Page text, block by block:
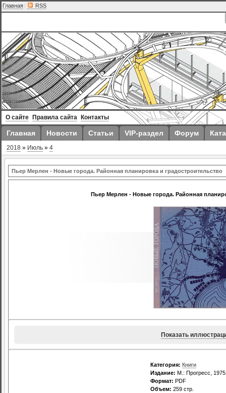
Главная | RSS
О сайте Правила сайта Контакты
Главная Новости Статьи VIP-раздел Форум
2018 » Июль » 4
Пьер Мерлен - Новые города. Районная планировка и градостроительство
Пьер Мерлен - Новые города. Районная
Показать
Категория: Книги
Издание: М.: Прогресс, 1975
Формат: PDF
Объем: 259 стр.